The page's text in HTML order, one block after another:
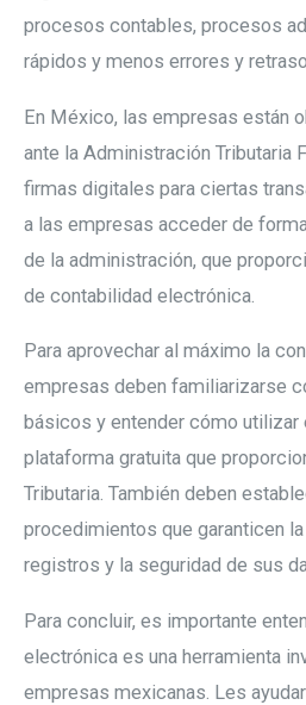
procesos contables, procesos
rápidos y menos errores y
En México, las empresas están
ante la Administración Tributaria
firmas digitales para ciertas
a las empresas acceder de
de la administración, que
de contabilidad electrónica.
Para aprovechar al máximo la
empresas deben familiarizarse
básicos y entender cómo
plataforma gratuita que
Tributaria. También deben
procedimientos que garanticen
registros y la seguridad de sus
Para concluir, es importante
electrónica es una herramienta
empresas mexicanas. Les